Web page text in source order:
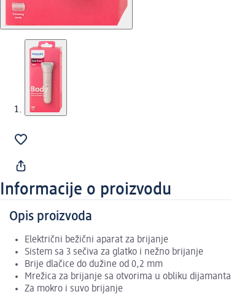
Informacije o proizvodu
Opis proizvoda
Električni bežični aparat za brijanje
Sistem sa 3 sečiva za glatko i nežno brijanje
Brije dlačice do dužine od 0,2 mm
Mrežica za brijanje sa otvorima u obliku dijamanta
Za mokro i suvo brijanje